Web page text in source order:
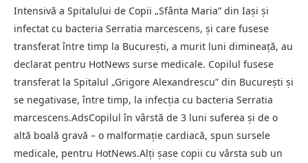
Intensivă a Spitalului de Copii „Sfânta Maria” din Iași și
infectat cu bacteria Serratia marcescens, și care fusese
transferat între timp la București, a murit luni dimineață, au
declarat pentru HotNews surse medicale. Copilul fusese
transferat la Spitalul „Grigore Alexandrescu” din București și
se negativase, între timp, la infecția cu bacteria Serratia
marcescens.AdsCopilul în vârstă de 3 luni suferea și de o
altă boală gravă – o malformație cardiacă, spun sursele
medicale, pentru HotNews.Alți șase copii cu vârsta sub un